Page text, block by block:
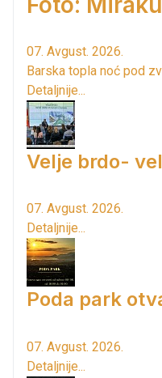
07. Avgust. 2026.
Barska topla noć pod
Detaljnije...
Velje brdo-
07. Avgust. 2026.
Detaljnije...
Poda park
07. Avgust. 2026.
Detaljnije...